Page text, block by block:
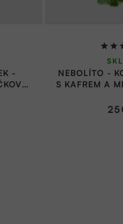
-
NEBOLÍTO -
S KAFREM A
5,0